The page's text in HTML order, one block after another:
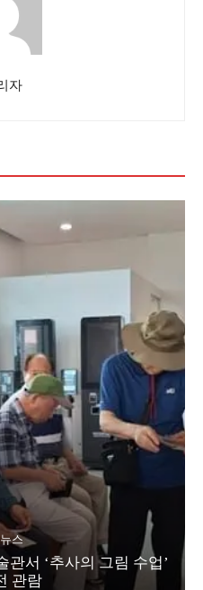
자
스
서 ‘추사의 그림 수업’
관람